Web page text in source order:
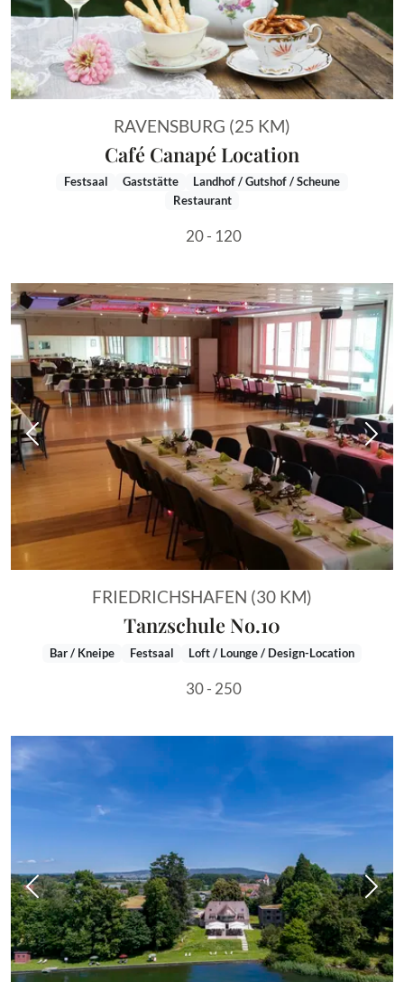
RAVENSBURG (25 KM)
Café Canapé Location
Festsaal Gaststätte
Landhof / Gutshof / Scheune
Restaurant
20 - 120
Vorheriges Bild
FRIEDRICHSHAFEN (30 KM)
Tanzschule No.10
Bar / Kneipe Festsaal Loft / Lounge / Design-Location
30 - 250
Vorheriges Bild